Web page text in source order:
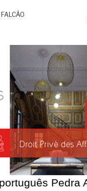
Pedra